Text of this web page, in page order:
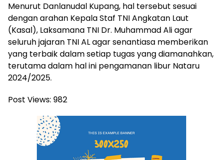
Menurut Danlanudal Kupang, hal tersebut sesuai
dengan arahan Kepala Staf TNI Angkatan Laut
(Kasal), Laksamana TNI Dr. Muhammad Ali agar
seluruh jajaran TNI AL agar senantiasa memberikan
yang terbaik dalam setiap tugas yang diamanahkan,
terutama dalam hal ini pengamanan libur Nataru
2024/2025.
Post Views: 982